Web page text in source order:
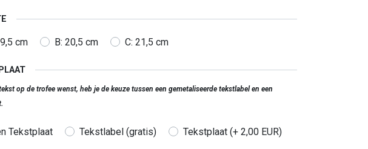
cm B: 20,5 cm C: 21,5 cm
op de trofee wenst, heb je de keuze tussen een gemetaliseerde tekstlabel en een
Tekstplaat Tekstlabel (gratis) Tekstplaat (+ 2,00 EUR)